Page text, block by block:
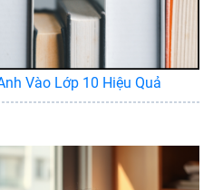
Vào Lớp 10 Hiệu Quả